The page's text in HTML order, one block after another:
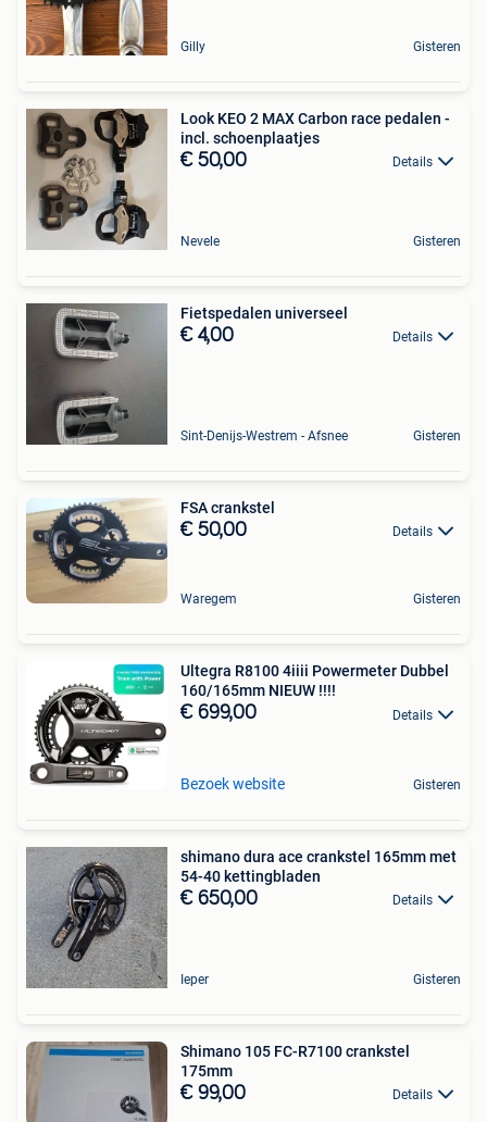
Gilly Gisteren
Look KEO 2 MAX Carbon race pedalen -
incl. schoenplaatjes
€ 50,00 Details
Nevele Gisteren
Fietspedalen universeel
€ 4,00 Details
Sint-Denijs-Westrem - Afsnee Gisteren
FSA crankstel
€ 50,00 Details
Waregem Gisteren
Ultegra R8100 4iiii Powermeter Dubbel
160/165mm NIEUW !!!!
€ 699,00 Details
Bezoek website Gisteren
shimano dura ace crankstel 165mm met
54-40 kettingbladen
€ 650,00 Details
Ieper Gisteren
Shimano 105 FC-R7100 crankstel
175mm
€ 99,00 Details